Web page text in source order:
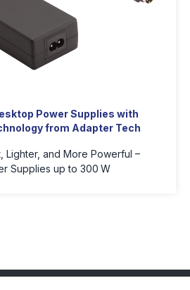
Power Supplies with
from Adapter Tech
Lighter, and More Powerful –
Supplies up to 300 W